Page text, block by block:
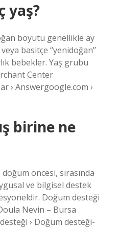
yaş?
boyutu genellikle ay
basitçe “yenidoğan”
bebekler. Yaş grubu
Center
› Answergoogle.com ›
birine ne
öncesi, sırasında
ve bilgisel destek
Doğum desteği
Nevin – Bursa
› Doğum desteği-